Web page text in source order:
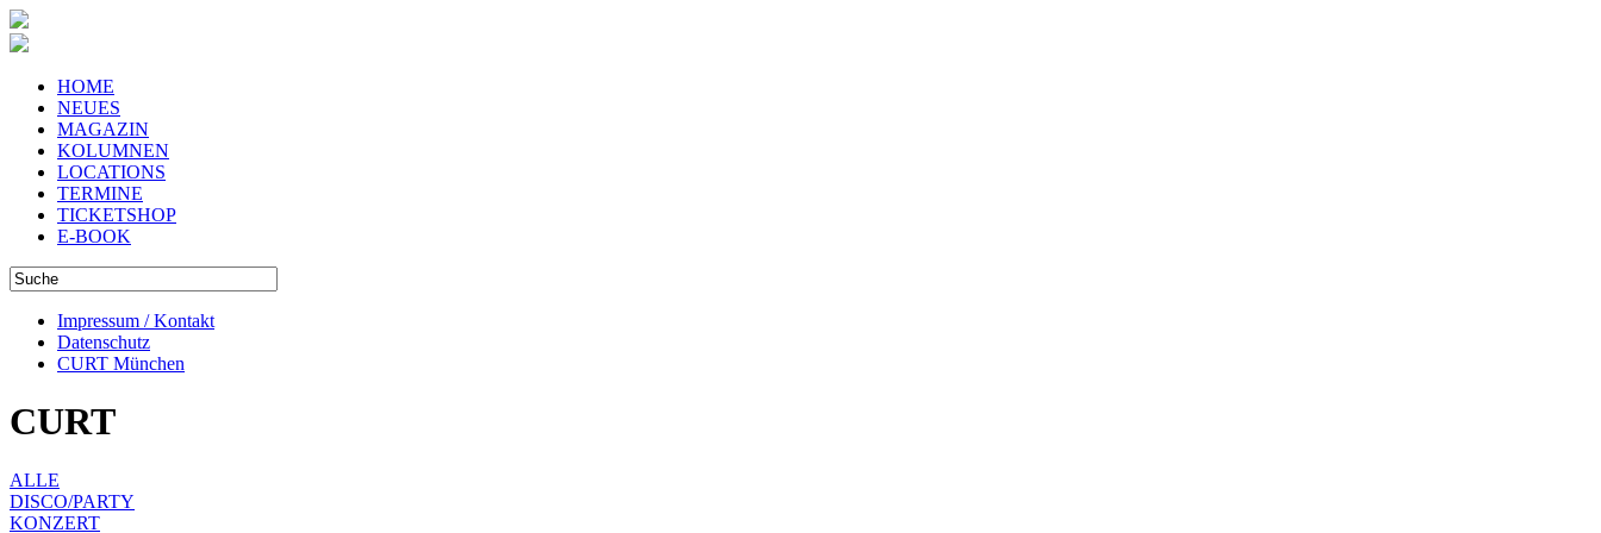
HOME
NEUES
MAGAZIN
KOLUMNEN
LOCATIONS
TERMINE
TICKETSHOP
E-BOOK
Impressum / Kontakt
Datenschutz
CURT München
CURT
ALLE
DISCO/PARTY
KONZERT